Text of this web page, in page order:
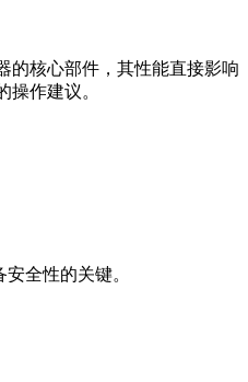
的核心部件，其性能直接影响
作建议。
全性的关键。